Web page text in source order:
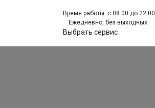
Время работы: с 08:00 до 22:00
Ежедневно, без выходных.
Выбрать сервис